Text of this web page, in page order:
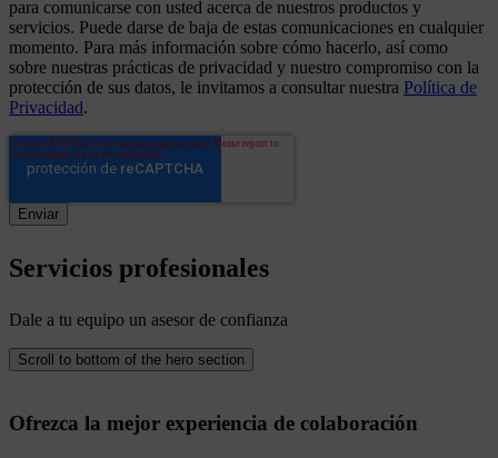
para comunicarse con usted acerca de nuestros productos y
servicios. Puede darse de baja de estas comunicaciones en cualquier
momento. Para más información sobre cómo hacerlo, así como
sobre nuestras prácticas de privacidad y nuestro compromiso con la
protección de sus datos, le invitamos a consultar nuestra Política de
Privacidad.
Servicios profesionales
Dale a tu equipo un asesor de confianza
Scroll to bottom of the hero section
Ofrezca la mejor experiencia de colaboración